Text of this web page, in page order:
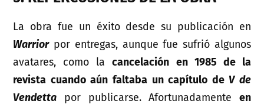
La obra fue un éxito desde su publicación en
Warriorpor entregas, aunque fue sufrió algunos
avatares, como lacancelación en 1985 de la
revista cuando aún faltaba un capítulo deV de
Vendetta por publicarse. Afortunadamente en